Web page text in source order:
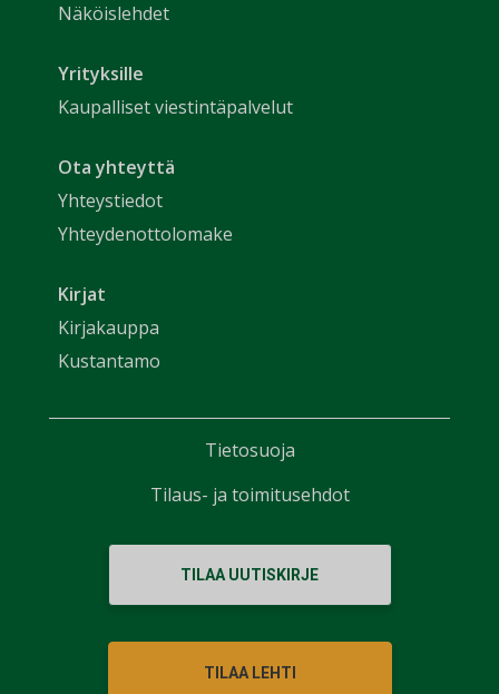
Näköislehdet
Yrityksille
Kaupalliset viestintäpalvelut
Ota yhteyttä
Yhteystiedot
Yhteydenottolomake
Kirjat
Kirjakauppa
Kustantamo
TILAA UUTISKIRJE
TILAA LEHTI
Tietosuoja
Tilaus- ja toimitusehdot